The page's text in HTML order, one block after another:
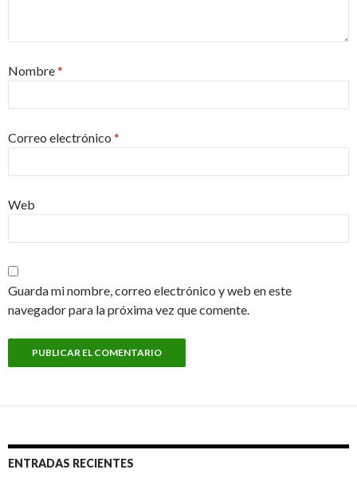
Nombre*
Correo electrónico *
Web
Guarda mi nombre, correo electrónico y web en este
navegador para la próxima vez que comente.
ENTRADAS RECIENTES